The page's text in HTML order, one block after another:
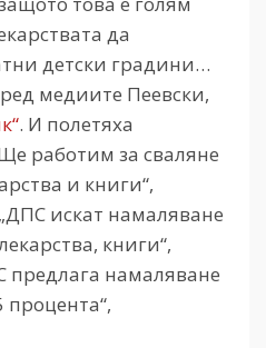
да
детски градини…
медиите Пеевски,
. И полетяха
работим за сваляне
и книги“,
искат намаляване
книги“,
предлага намаляване